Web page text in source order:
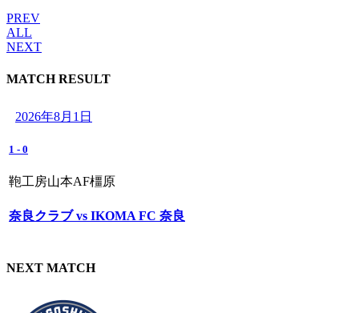
PREV
ALL
NEXT
MATCH RESULT
2026年8月1日
1 - 0
鞄工房山本AF橿原
奈良クラブ vs IKOMA FC 奈良
NEXT MATCH